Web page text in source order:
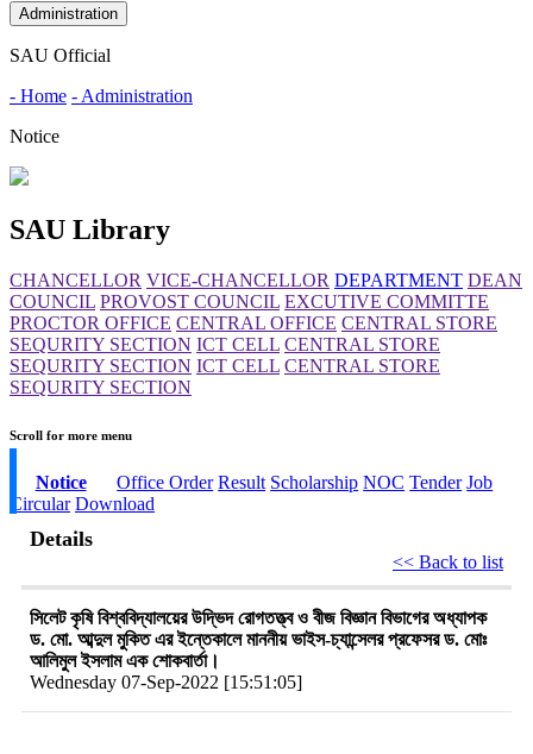
Administration
SAU Official
- Home - Administration
Notice
SAU Library
CHANCELLOR VICE-CHANCELLOR DEPARTMENT DEAN
COUNCIL PROVOST COUNCIL EXCUTIVE COMMITTE
PROCTOR OFFICE CENTRAL OFFICE CENTRAL STORE
SEQURITY SECTION ICT CELL CENTRAL STORE
SEQURITY SECTION ICT CELL CENTRAL STORE
SEQURITY SECTION
Scroll for more menu
Notice Office Order Result Scholarship NOC Tender Job
Circular Download
Details
<< Back to list
সিলেট কৃষি বিশ্ববিদ্যালয়ের উদ্ভিদ রোগতত্ত্ব ও বীজ বিজ্ঞান বিভাগের অধ্যাপক
ড. মো. আব্দুল মুকিত এর ইন্তেকালে মাননীয় ভাইস-চ্যান্সেলর প্রফেসর ড. মোঃ
আলিমুল ইসলাম এক শোকবার্তা।
Wednesday 07-Sep-2022 [15:51:05]